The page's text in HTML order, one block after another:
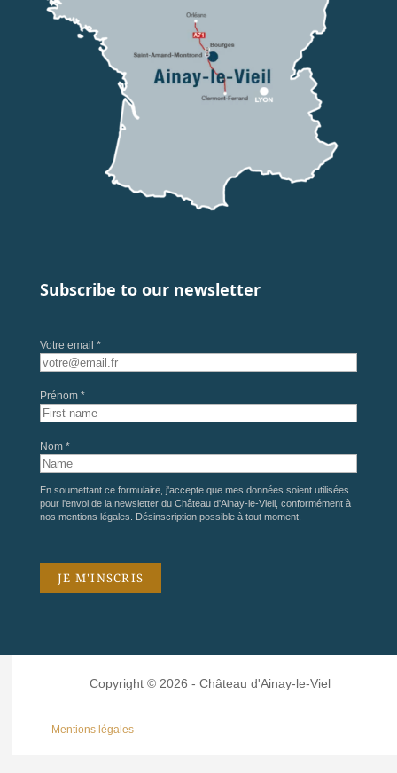
Subscribe to our newsletter
Votre email *
Prénom *
Nom *
En soumettant ce formulaire, j'accepte que mes données soient utilisées
pour l'envoi de la newsletter du Château d'Ainay-le-Vieil, conformément à
nos mentions légales . Désinscription possible à tout moment.
Copyright © 2026 - Château d'Ainay-le-Viel
Mentions légales